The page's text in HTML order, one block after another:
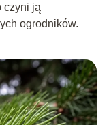
czyni ją
ogrodników.